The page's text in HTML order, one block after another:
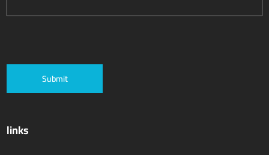
links